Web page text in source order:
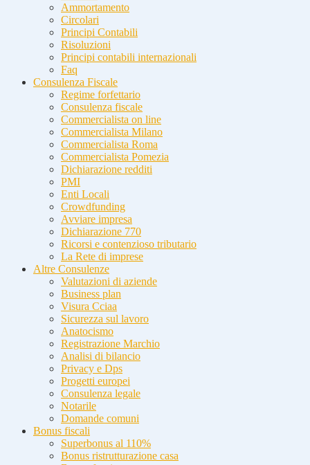
Ammortamento
Circolari
Principi Contabili
Risoluzioni
Principi contabili internazionali
Faq
Consulenza Fiscale
Regime forfettario
Consulenza fiscale
Commercialista on line
Commercialista Milano
Commercialista Roma
Commercialista Pomezia
Dichiarazione redditi
PMI
Enti Locali
Crowdfunding
Avviare impresa
Dichiarazione 770
Ricorsi e contenzioso tributario
La Rete di imprese
Altre Consulenze
Valutazioni di aziende
Business plan
Visura Cciaa
Sicurezza sul lavoro
Anatocismo
Registrazione Marchio
Analisi di bilancio
Privacy e Dps
Progetti europei
Consulenza legale
Notarile
Domande comuni
Bonus fiscali
Superbonus al 110%
Bonus ristrutturazione casa